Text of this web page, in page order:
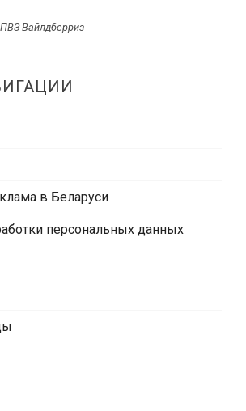
ПВЗ Вайлдберриз
в Беларуси
персональных данных